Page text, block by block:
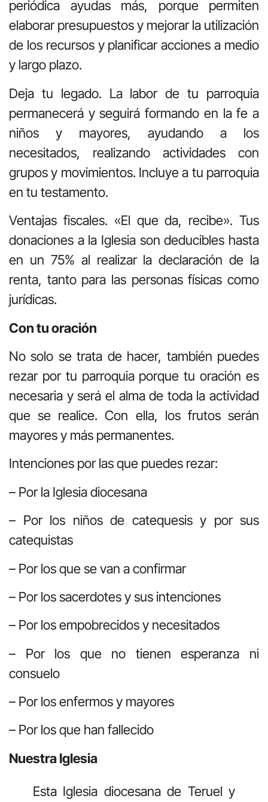
periódica ayudas más, porque permiten
elaborar presupuestos y mejorar la utilización
de los recursos y planificar acciones a medio
y largo plazo.
Deja tu legado. La labor de tu parroquia
permanecerá y seguirá formando en la fe a
niños y mayores, ayudando a los
necesitados, realizando actividades con
grupos y movimientos. Incluye a tu parroquia
en tu testamento.
Ventajas fiscales. «El que da, recibe». Tus
donaciones a la Iglesia son deducibles hasta
en un 75% al realizar la declaración de la
renta, tanto para las personas físicas como
jurídicas.
Con tu oración
No solo se trata de hacer, también puedes
rezar por tu parroquia porque tu oración es
necesaria y será el alma de toda la actividad
que se realice. Con ella, los frutos serán
mayores y más permanentes.
Intenciones por las que puedes rezar:
– Por la Iglesia diocesana
– Por los niños de catequesis y por sus
catequistas
– Por los que se van a confirmar
– Por los sacerdotes y sus intenciones
– Por los empobrecidos y necesitados
– Por los que no tienen esperanza ni
consuelo
– Por los enfermos y mayores
– Por los que han fallecido
Nuestra Iglesia
Esta Iglesia diocesana de Teruel y